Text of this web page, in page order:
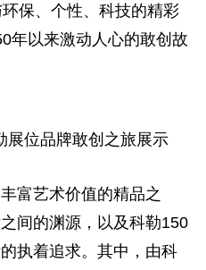
保、个性、科技的精彩
年以来激动人心的敢创故
展位品牌敢创之旅展示
富艺术价值的精品之
间的渊源，以及科勒150
执着追求。其中，由科